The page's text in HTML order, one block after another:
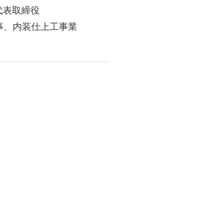
表取締役
内装仕上工事業